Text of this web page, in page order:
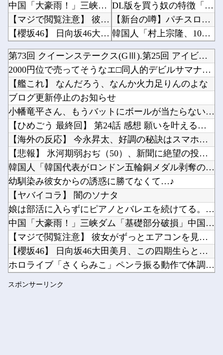
中国「大豪雨！」三峡ダム「基礎部分破損」中国「全力放流！」台風13号「中国上陸予測」台風1...
【マジで閲覧注意】 彼女がずっとエアコンを見上げていた。どうしたの？つけた方がいい？ → ...
【櫻坂46】 日向坂46大田美月、この四期生らと交流がある模様
ホロライブ「さくらみこ」ペンラ振る動作で体調崩す？ホロドリで画面酔いして凸待ち1時間で切り...
AIが考えた「AKB48っぽい衣装」がこちらです！！！
【天才】 雪が溶けると何になる？理系「水になるでしょw」文系ワイ「はぁ～…」→結果ｗｗｗ
Powered by livedoor 相互RSS
DL版を買う奴の特徴「50％OFFが購入最低ライン」他
【新台の噂】パチスロ業界「バジ4、モンキーRED、北斗、番長5が年末に出るぞ！」←全部一緒...
韓国人「村上宗隆、100マイルの速球を打ち砕く2試合連発26号ソロホームラン！」→「うらや...
【悲報】佐藤二朗さん（57）主演予定だった映画『踊る大捜査線』スピンオフ作品の撮影中止が正...
【フレームアームズ・ガール】「ミヅキ School Swimsuits ホワイトVer.」...
やーっとモニターアーム取り付け終わった 机が部屋の角だったので大変だったわ(´・ω・｀)他
ルビィちゃんの声優、浜ちゃんにイジられてから歯車が狂いだしてしまうｗｗｗｗｗｗｗ他
東パソ打ち上げタコパのシークレット食材がコチラ！！！【乃木坂46】他
みい山作者「居酒屋行く奴はバカ。ホストの初回なら居酒屋より安く飲めてイケメンにチヤホヤされ...
お盆なんで地元帰ってきたんやが治安悪すぎて草他
【速報】熊本県知事「報道に強い不満・苦情が寄せられている」→TBSの報道特集がまさにそれな...
第73回 クイーンステークス(GⅢ).第25回 アイビスサマ...
2000円位で売ってそうなエ□同人的デビルサマナー 第2話
【艦これ】 なんだろう、なんか火力足りんのよな
ブログ更新停止のお知らせ
小幡竜平さん、もうバットにボールが当たらない模様
【ひめごう 最終回】 第24話 感想 願いを叶える流星群【姫...
【海外の反応】 今永昇太、好調の秘訣はスマホ画面だとイマナガ...
【悲報】 氷河期弱おぢ（50）、新聞に絶望の投稿ｗｗｗｗｗｗ...
韓国人「韓国代表がロンドン五輪銅メダル剥奪の危機！海外メディ...
幼馴染み彼女からの誘惑に勝てなくて…♪
【ヤバイコラ】 闇のソナタ
娘は部活に入らずにピアノとバレエを続けてる。ところが、塾で「...
中国「大豪雨！」三峡ダム「基礎部分破損」中国「全力放流！」台...
【マジで閲覧注意】 彼女がずっとエアコンを見上げていた。どう...
【櫻坂46】 日向坂46大田美月、この四期生らと交流がある模...
ホロライブ「さくらみこ」ペンラ振る動作で体調崩す？ホロドリで...
スポンサーリンク